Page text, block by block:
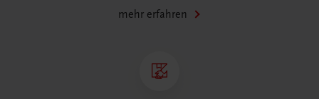
mehr erfahren